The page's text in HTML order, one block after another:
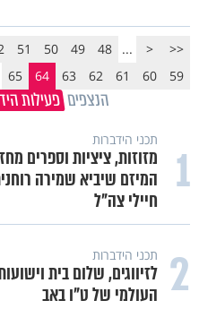
<<
<
...
48
49
50
51
59
60
61
62
63
64
65
הנצפים פעילות
1 תכני הידברות
מזוזות, ציציות וספרים
המיזם שיביא שמירה
חיילי צה"ל
2 תכני הידברות
לזיווגים, שלום בית
העולמי של ט"ו באב